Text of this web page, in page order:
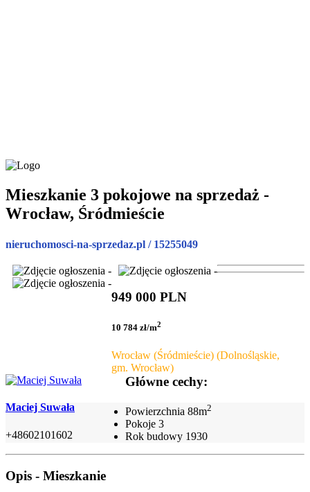
Mieszkanie 3 pokojowe na sprzedaż -
Wrocław, Śródmieście
nieruchomosci-na-sprzedaz.pl / 15255049
949 000 PLN
10 784 zł/m2
Wrocław (Śródmieście) (Dolnośląskie,
gm. Wrocław)
Maciej Suwała
+48602101602
Główne cechy:
Powierzchnia 88m2
Pokoje 3
Rok budowy 1930
Opis - Mieszkanie